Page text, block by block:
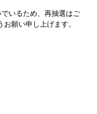
いるため、再抽選はご
願い申し上げます。